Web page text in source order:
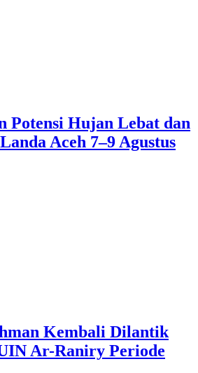
Potensi Hujan Lebat dan
Aceh 7–9 Agustus
Kembali Dilantik
Ar-Raniry Periode